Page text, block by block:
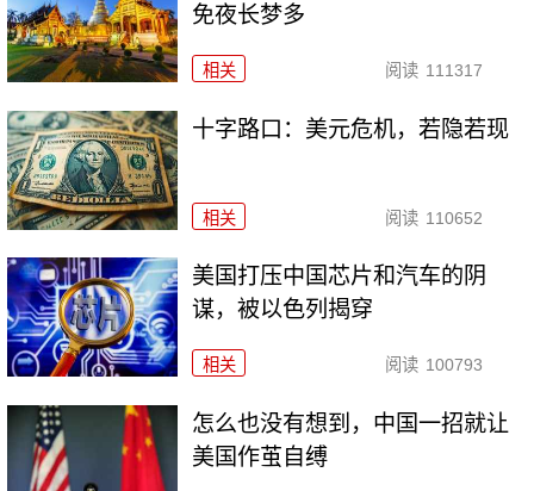
免夜长梦多
相关 阅读 111317
十字路口：美元危机，若隐若现
相关 阅读 110652
美国打压中国芯片和汽车的阴
谋，被以色列揭穿
相关 阅读 100793
怎么也没有想到，中国一招就让
美国作茧自缚